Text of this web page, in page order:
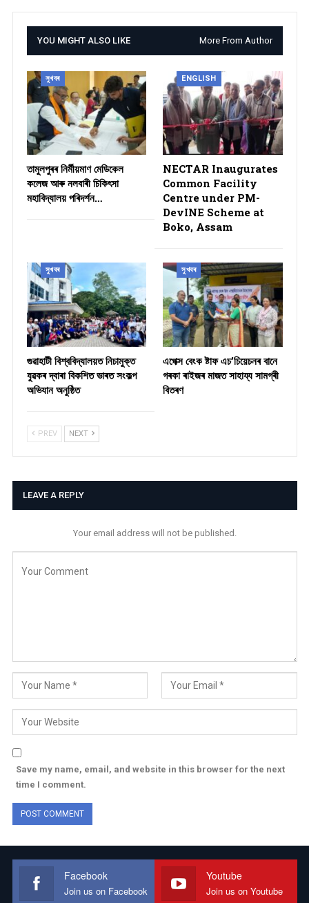
YOU MIGHT ALSO LIKE More From Author
সুখবৰ
তামুলপুৰৰ নিৰ্মীয়মাণ মেডিকেল
কলেজ আৰু নলবাৰী চিকিৎসা
মহাবিদ্যালয় পৰিদৰ্শন…
ENGLISH
NECTAR Inaugurates
Common Facility
Centre under PM-
DevINE Scheme at
Boko, Assam
সুখবৰ
গুৱাহাটী বিশ্ববিদ্যালয়ত নিচামুক্ত
যুৱকৰ দ্বাৰা বিকশিত ভাৰত সংকল্প
অভিযান অনুষ্ঠিত
সুখবৰ
​এপেক্স বেংক ষ্টাফ এচ’চিয়েচনৰ বানে
গৰকা ৰাইজৰ মাজত সাহায্য সামগ্ৰী
বিতৰণ ​
PREV NEXT
LEAVE A REPLY
Your email address will not be published.
Save my name, email, and website in this browser for the next
time I comment.
Facebook
Join us on Facebook
Youtube
Join us on Youtube